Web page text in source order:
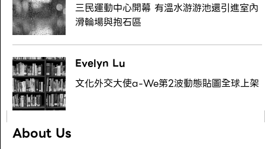
三民運動中心開幕 有溫水游游池還引進室內
滑輪場與抱石區
Evelyn Lu
文化外交大使a-We第2波動態貼圖全球上架
About Us